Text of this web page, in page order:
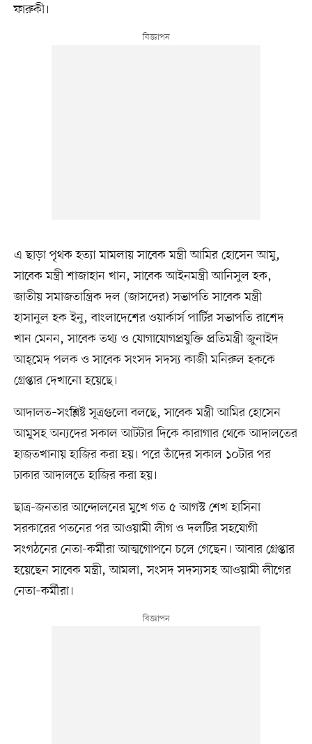
ফারুকী।
এ ছাড়া পৃথক হত্যা মামলায় সাবেক মন্ত্রী আমির হোসেন আমু,
সাবেক মন্ত্রী শাজাহান খান, সাবেক আইনমন্ত্রী আনিসুল হক,
জাতীয় সমাজতান্ত্রিক দল (জাসদের) সভাপতি সাবেক মন্ত্রী
হাসানুল হক ইনু, বাংলাদেশের ওয়ার্কার্স পার্টির সভাপতি রাশেদ
খান মেনন, সাবেক তথ্য ও যোগাযোগপ্রযুক্তি প্রতিমন্ত্রী জুনাইদ
আহ্‌মেদ পলক ও সাবেক সংসদ সদস্য কাজী মনিরুল হককে
গ্রেপ্তার দেখানো হয়েছে।
আদালত–সংশ্লিষ্ট সূত্রগুলো বলছে, সাবেক মন্ত্রী আমির হোসেন
আমুসহ অন্যদের সকাল আটটার দিকে কারাগার থেকে আদালতের
হাজতখানায় হাজির করা হয়। পরে তাঁদের সকাল ১০টার পর
ঢাকার আদালতে হাজির করা হয়।
ছাত্র-জনতার আন্দোলনের মুখে গত ৫ আগস্ট শেখ হাসিনা
সরকারের পতনের পর আওয়ামী লীগ ও দলটির সহযোগী
সংগঠনের নেতা-কর্মীরা আত্মগোপনে চলে গেছেন। আবার গ্রেপ্তার
হয়েছেন সাবেক মন্ত্রী, আমলা, সংসদ সদস্যসহ আওয়ামী লীগের
নেতা–কর্মীরা।